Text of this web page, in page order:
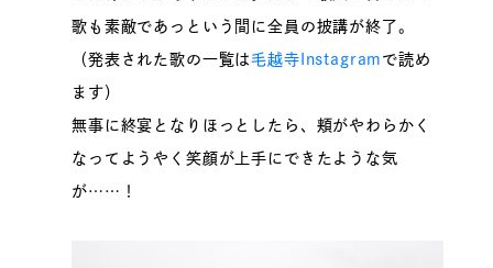
歌も素敵であっという間に全員の披講が終了。
（発表された歌の一覧は毛越寺Instagram で読め
ます）
無事に終宴となりほっとしたら、頬がやわらかく
なってようやく笑顔が上手にできたような気
が……！